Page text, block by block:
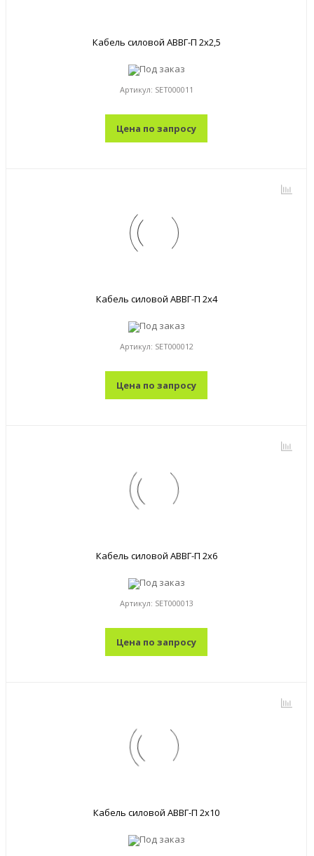
Кабель силовой АВВГ-П 2x2,5
Под заказ
Артикул: SET000011
Цена по запросу
Кабель силовой АВВГ-П 2x4
Под заказ
Артикул: SET000012
Цена по запросу
Кабель силовой АВВГ-П 2x6
Под заказ
Артикул: SET000013
Цена по запросу
Кабель силовой АВВГ-П 2x10
Под заказ